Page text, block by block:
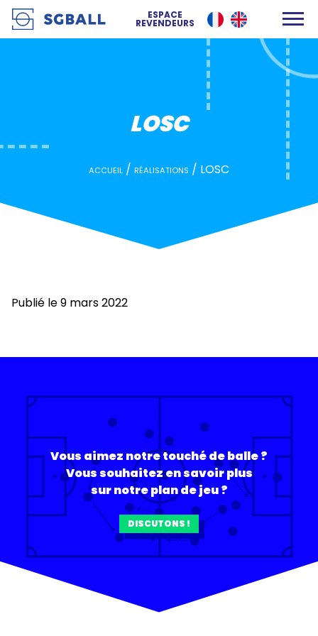
ESPACE
REVENDEURS
LOSC
LOSC
ACCUEIL / RÉALISATIONS / LOSC
Publié le 9 mars 2022
Vous aimez notre touché de balle ?
Vous souhaitez en savoir plus
sur notre plan de jeu ?
DISCUTONS !